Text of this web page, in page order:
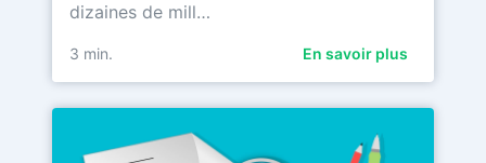
dizaines de mill…
3 min. En savoir plus